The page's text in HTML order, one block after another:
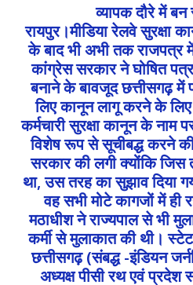
व्यापक दौरे में बन
रायपुर।मीडिया रेलवे सुरक्षा
के बाद भी अभी तक राजपत्र
कांग्रेस सरकार ने घोषित
बनाने के बावजूद छत्तीसगढ़ में
लिए कानून लागू करने के लिए
कर्मचारी सुरक्षा कानून के नाम
विशेष रूप से सूचीबद्ध करने
सरकार की लगी क्योंकि जिस
था, उस तरह का सुझाव दिया
वह सभी मोटे कागजों में ही
मठाधीश ने राज्यपाल से भी
कर्मी से मुलाकात की थी।
छत्तीसगढ़ (संबद्ध -इंडियन
अध्यक्ष पीसी रथ एवं